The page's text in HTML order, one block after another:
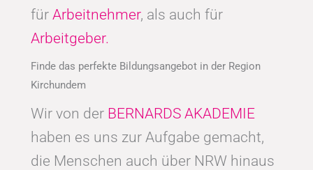
für Arbeitnehmer, als auch für
Arbeitgeber.
Finde das perfekte Bildungsangebot in der Region
Kirchundem
Wir von der BERNARDS AKADEMIE
haben es uns zur Aufgabe gemacht,
die Menschen auch über NRW hinaus